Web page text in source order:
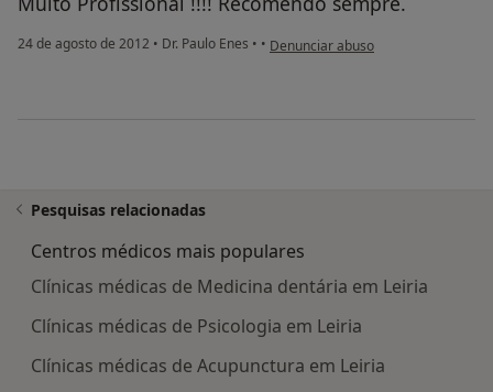
24 de agosto de 2012 • Dr. Paulo Enes • • na opinião do utilizador Conta
Denunciar abuso
Pesquisas relacionadas
Centros médicos mais populares
Clínicas médicas de Medicina dentária em Leiria
Clínicas médicas de Psicologia em Leiria
Clínicas médicas de Acupunctura em Leiria